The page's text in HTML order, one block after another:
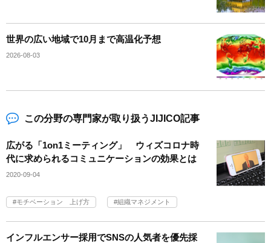
世界の広い地域で10月まで高温化予想
2026-08-03
この分野の専門家が取り扱うJIJICO記事
広がる「1on1ミーティング」 ウィズコロナ時
代に求められるコミュニケーションの効果とは
2020-09-04
モチベーション 上げ方 組織マネジメント
インフルエンサー採用でSNSの人気者を優先採